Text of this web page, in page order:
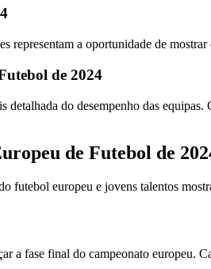
a oportunidade de
de 2024
do desempenho das
de Futebol de
europeu e jovens talentos
a fase final do campeonato europeu.